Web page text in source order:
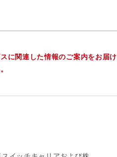
に関連した情報のご案内をお届け